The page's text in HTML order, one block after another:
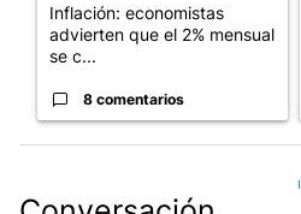
Inflación: economistas
advierten que el 2% mensual
se c...
8 comentarios